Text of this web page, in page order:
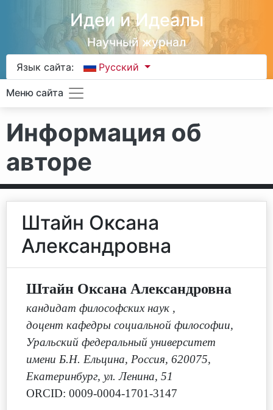
Идеи и Идеалы
Научный журнал
Язык сайта: Русский
Меню сайта
Информация об
авторе
Штайн Оксана
Александровна
Штайн Оксана Александровна
кандидат философских наук ,
доцент кафедры социальной философии,
Уральский федеральный университет
имени Б.Н. Ельцина, Россия, 620075,
Екатеринбург, ул. Ленина, 51
ORCID: 0009-0004-1701-3147